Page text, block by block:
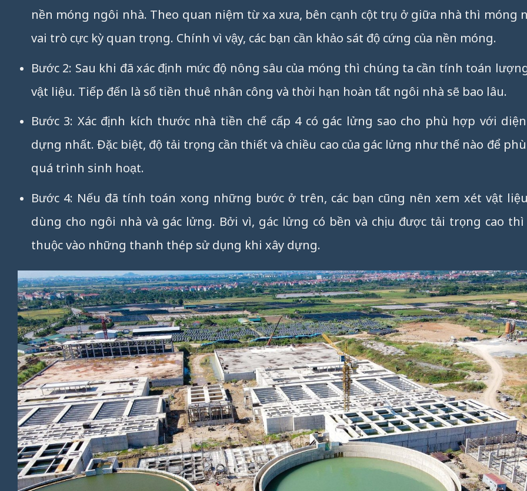
nền móng ngôi nhà. Theo quan niệm từ xa xưa, bên cạnh cột trụ ở giữa nhà thì móng
vai trò cực kỳ quan trọng. Chính vì vậy, các bạn cần khảo sát độ cứng của nền móng.
Bước 2: Sau khi đã xác định mức độ nông sâu của móng thì chúng ta cần tính toán
vật liệu. Tiếp đến là số tiền thuê nhân công và thời hạn hoàn tất ngôi nhà sẽ bao lâu.
Bước 3: Xác định kích thước nhà tiền chế cấp 4 có gác lửng sao cho phù hợp với
dựng nhất. Đặc biệt, độ tải trọng cần thiết và chiều cao của gác lửng như thế nào để
quá trình sinh hoạt.
Bước 4: Nếu đã tính toán xong những bước ở trên, các bạn cũng nên xem xét vật
dùng cho ngôi nhà và gác lửng. Bởi vì, gác lửng có bền và chịu được tải trọng cao
thuộc vào những thanh thép sử dụng khi xây dựng.